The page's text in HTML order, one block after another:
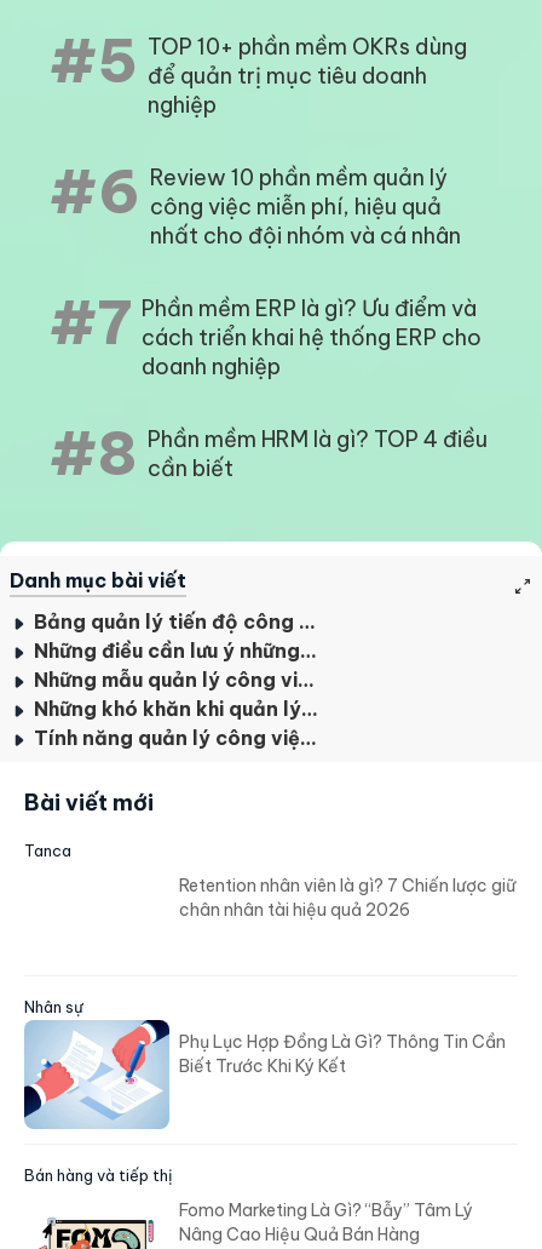
#5 TOP 10+ phần mềm OKRs dùng
để quản trị mục tiêu doanh
nghiệp
#6 Review 10 phần mềm quản lý
công việc miễn phí, hiệu quả
nhất cho đội nhóm và cá nhân
#7 Phần mềm ERP là gì? Ưu điểm và
cách triển khai hệ thống ERP cho
doanh nghiệp
#8 Phần mềm HRM là gì? TOP 4 điều
cần biết
Danh mục bài viết
Bảng quản lý tiến độ công việc bằng excel là gì?
Những điều cần lưu ý những gì khi quản lý công việc bằng excel
Những mẫu quản lý công việc bằng Excel hữu dụng nhất
Những khó khăn khi quản lý công việc bằng Excel
Tính năng quản lý công việc và quy trình của Tanca
Bài viết mới
Tanca
Retention nhân viên là gì? 7 Chiến lược giữ
chân nhân tài hiệu quả 2026
Nhân sự
Phụ Lục Hợp Đồng Là Gì? Thông Tin Cần
Biết Trước Khi Ký Kết
Bán hàng và tiếp thị
Fomo Marketing Là Gì? “Bẫy” Tâm Lý
Nâng Cao Hiệu Quả Bán Hàng